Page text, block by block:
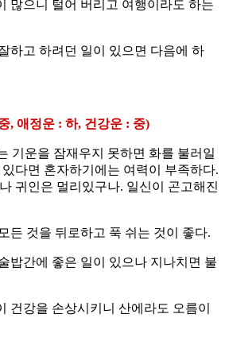
많으니 털어 버리고 여행이라도 하는
하고 하려던 일이 있으면 다음에 하
, 애정운 : 하, 건강운 : 중)
기운을 잠재우지 못하면 화를 불러일
다면 혼자하기에는 여력이 부족하다.
귀인은 멀리있구나. 일신이 곤고해진
든 것을 뒤로하고 푹 쉬는 것이 좋다.
밥간에 좋은 일이 있으나 지나치면 불
건강을 손상시키니 산에라도 오름이